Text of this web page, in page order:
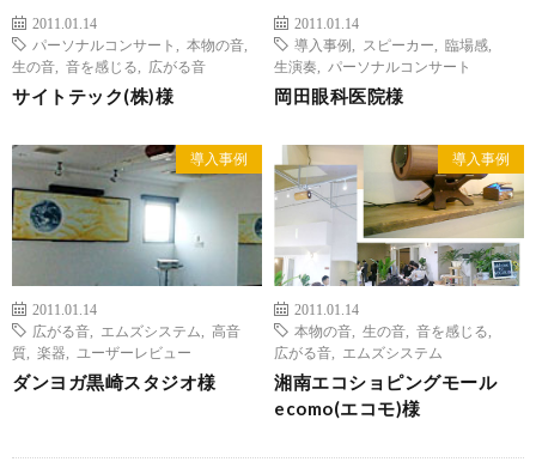
2011.01.14
パーソナルコンサート
本物の音
生の音
音を感じる 広がる音
サイトテック(株)様
2011.01.14
導入事例
スピーカー 臨場感
生演奏
パーソナルコンサート
岡田眼科医院様
導入事例
2011.01.14
広がる音
エムズシステム
高音
質
楽器 ユーザーレビュー
ダンヨガ黒崎スタジオ様
導入事例
2011.01.14
本物の音
生の音 音を感じる
広がる音
エムズシステム
湘南エコショピングモール
ecomo(エコモ)様